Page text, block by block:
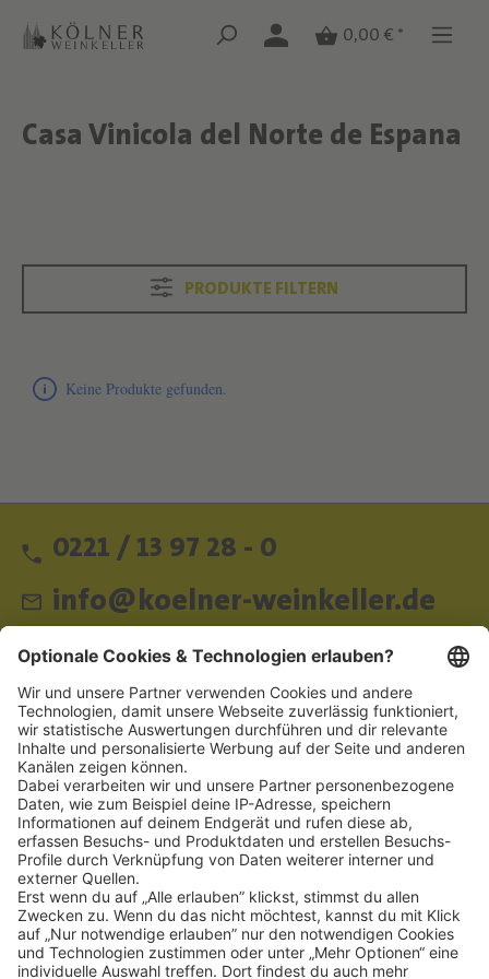
Zum Hauptinhalt springen
Zum Hauptinhalt springen
0,00 € *
Text überspringen
Casa Vinicola del Norte de Espana
Text überspringen
PRODUKTE FILTERN
Keine Produkte gefunden.
0221 / 13 97 28 - 0
info@koelner-weinkeller.de
Schnellzugriff
ZAHLUNGSMETHODEN
SOCIAL
NEWSLETTER
BESUCHEN SIE UNS